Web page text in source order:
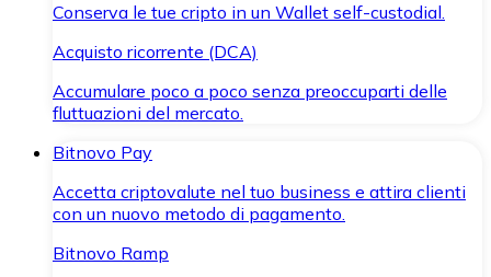
Conserva le tue cripto in un Wallet self-custodial.
Acquisto ricorrente (DCA)
Accumulare poco a poco senza preoccuparti delle
fluttuazioni del mercato.
Bitnovo Pay
Accetta criptovalute nel tuo business e attira clienti
con un nuovo metodo di pagamento.
Bitnovo Ramp